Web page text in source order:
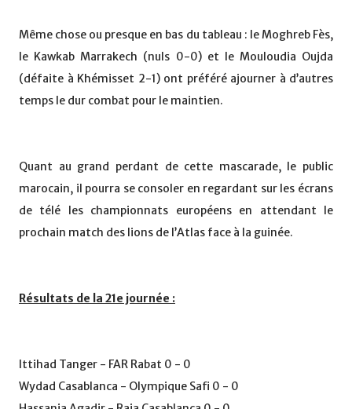
Même chose ou presque en bas du tableau : le Moghreb Fès,
le Kawkab Marrakech (nuls 0-0) et le Mouloudia Oujda
(défaite à Khémisset 2-1) ont préféré ajourner à d’autres
temps le dur combat pour le maintien.
Quant au grand perdant de cette mascarade, le public
marocain, il pourra se consoler en regardant sur les écrans
de télé les championnats européens en attendant le
prochain match des lions de l’Atlas face à la guinée.
Résultats de la 21e journée :
Ittihad Tanger - FAR Rabat 0 - 0
Wydad Casablanca - Olympique Safi 0 - 0